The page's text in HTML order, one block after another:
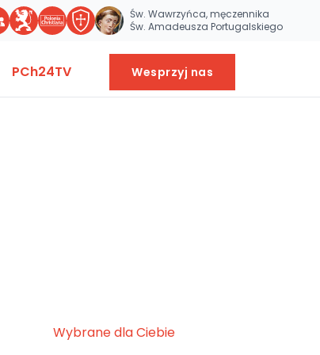
Św. Wawrzyńca, męczennika
Św. Amadeusza Portugalskiego
PCh24TV Wesprzyj nas
Wybrane dla Ciebie